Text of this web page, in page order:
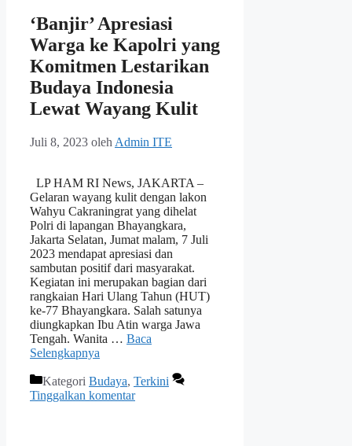
‘Banjir’ Apresiasi
Warga ke Kapolri yang
Komitmen Lestarikan
Budaya Indonesia
Lewat Wayang Kulit
Juli 8, 2023 oleh Admin ITE
LP HAM RI News, JAKARTA –
Gelaran wayang kulit dengan lakon
Wahyu Cakraningrat yang dihelat
Polri di lapangan Bhayangkara,
Jakarta Selatan, Jumat malam, 7 Juli
2023 mendapat apresiasi dan
sambutan positif dari masyarakat.
Kegiatan ini merupakan bagian dari
rangkaian Hari Ulang Tahun (HUT)
ke-77 Bhayangkara. Salah satunya
diungkapkan Ibu Atin warga Jawa
Tengah. Wanita … Baca
Selengkapnya
Kategori Budaya, Terkini
Tinggalkan komentar